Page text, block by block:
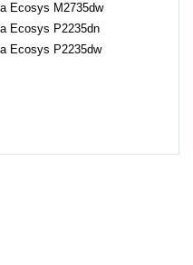
Ecosys M2735dw
Ecosys P2235dn
Ecosys P2235dw